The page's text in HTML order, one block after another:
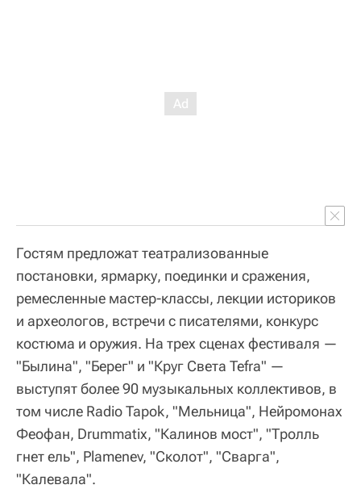
Гостям предложат театрализованные
постановки, ярмарку, поединки и сражения,
ремесленные мастер-классы, лекции историков
и археологов, встречи с писателями, конкурс
костюма и оружия. На трех сценах фестиваля —
"Былина", "Берег" и "Круг Света Tefra" —
выступят более 90 музыкальных коллективов, в
том числе Radio Tapok, "Мельница", Нейромонах
Феофан, Drummatix, "Калинов мост", "Тролль
гнет ель", Plamenev, "Сколот", "Сварга",
"Калевала".